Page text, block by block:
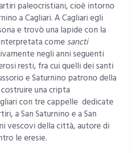
paleocristiani, cioè intorno
a Cagliari. A Cagliari egli
e trovò una lapide con la
come sancti
negli anni seguenti
resti, fra cui quelli dei santi
e Saturnino patrono della
una cripta
con tre cappelle dedicate
a San Saturnino e a San
vescovi della città, autore di
le eresie.